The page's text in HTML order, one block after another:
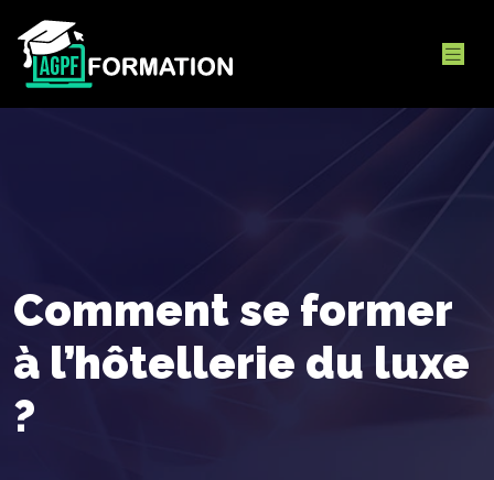
Comment se former
à l’hôtellerie du luxe
?